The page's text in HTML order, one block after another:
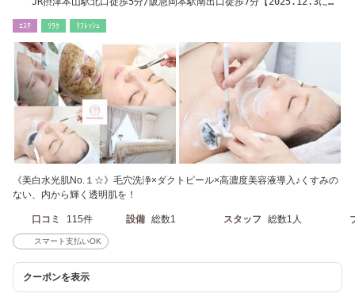
ｴｽﾃ ﾘﾗｸ ﾘﾌﾚｯｼｭ
《美白水光肌No.１☆》毛穴洗浄×ダクトピール×高濃度美容液導入♪くすみの
ない、内から輝く透明肌を！
口コミ 115件 設備 総数1 スタッフ 総数1人
スマート支払いOK
クーポンを表示